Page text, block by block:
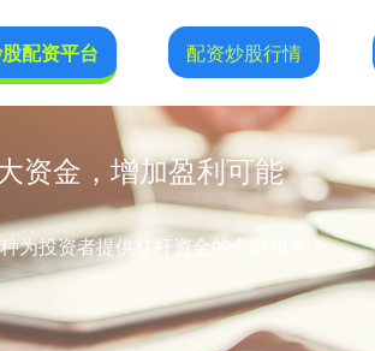
配资平台 配资炒股行情
资金，增加盈利可能
为投资者提供杠杆资金的金融服务！